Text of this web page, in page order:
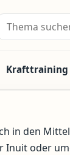
Suche nach:
Krafttraining
in den
Inuit oder